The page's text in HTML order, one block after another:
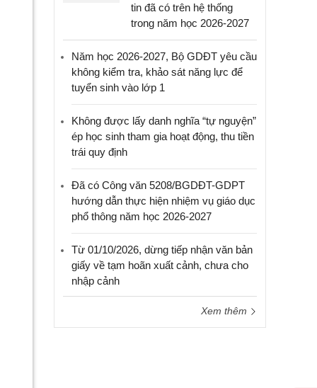
tin đã có trên hệ thống
trong năm học 2026-2027
Năm học 2026-2027, Bộ GDĐT yêu cầu
không kiểm tra, khảo sát năng lực để
tuyển sinh vào lớp 1
Không được lấy danh nghĩa “tự nguyện”
ép học sinh tham gia hoạt động, thu tiền
trái quy định
Đã có Công văn 5208/BGDĐT-GDPT
hướng dẫn thực hiện nhiệm vụ giáo dục
phổ thông năm học 2026-2027
Từ 01/10/2026, dừng tiếp nhận văn bản
giấy về tạm hoãn xuất cảnh, chưa cho
nhập cảnh
Xem thêm